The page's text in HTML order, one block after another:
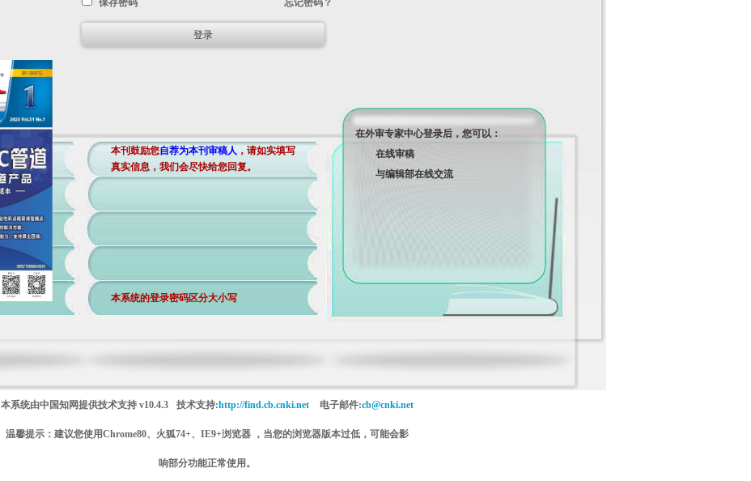
保存密码 忘记密码？
本刊鼓励您自荐为本刊审稿人 ，请如实填写
真实信息，我们会尽快给您回复。
本系统的登录密码区分大小写
在外审专家中心登录后，您可以：
在线审稿
与编辑部在线交流
本系统由中国知网提供技术支持 v10.4.3 技术支持:http://find.cb.cnki.net 电子邮件:cb@cnki.net
温馨提示：建议您使用Chrome80、火狐74+、IE9+浏览器 ，当您的浏览器版本过低，可能会影
响部分功能正常使用。